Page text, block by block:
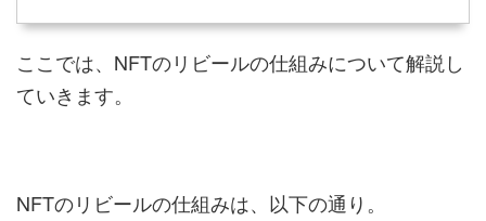
ここでは、NFTのリビールの仕組みについて解説し
ていきます。
NFTのリビールの仕組みは、以下の通り。